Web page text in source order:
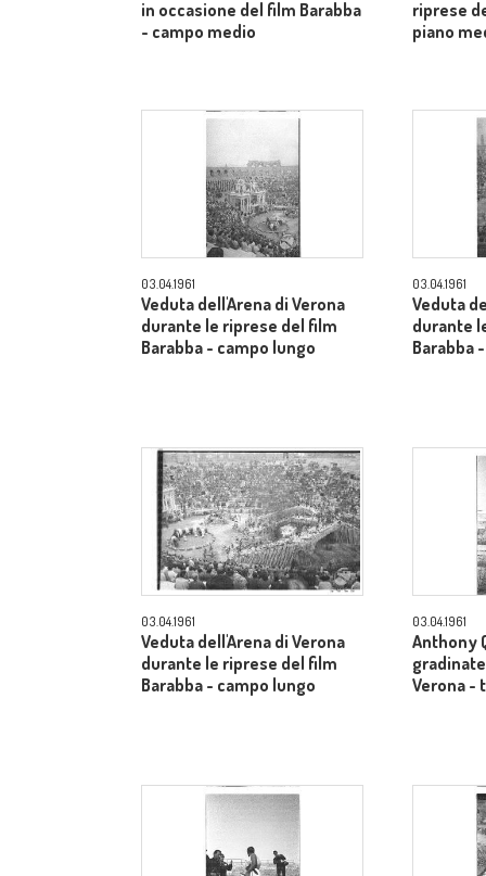
in occasione del film Barabba
- campo medio
riprese
piano
03.04.1961
Veduta dell'Arena di Verona
durante le riprese del film
Barabba - campo lungo
03.04.1961
Veduta
durante
Barabba
03.04.1961
Veduta dell'Arena di Verona
durante le riprese del film
Barabba - campo lungo
03.04.1961
Anthony
Verona -